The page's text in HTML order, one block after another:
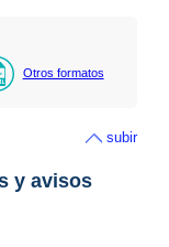
Otros formatos
subir
y avisos